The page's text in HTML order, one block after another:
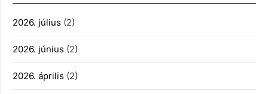
2026. július (2)
2026. június (2)
2026. április (2)